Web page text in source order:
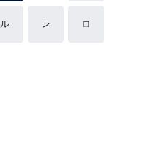
ル レ ロ